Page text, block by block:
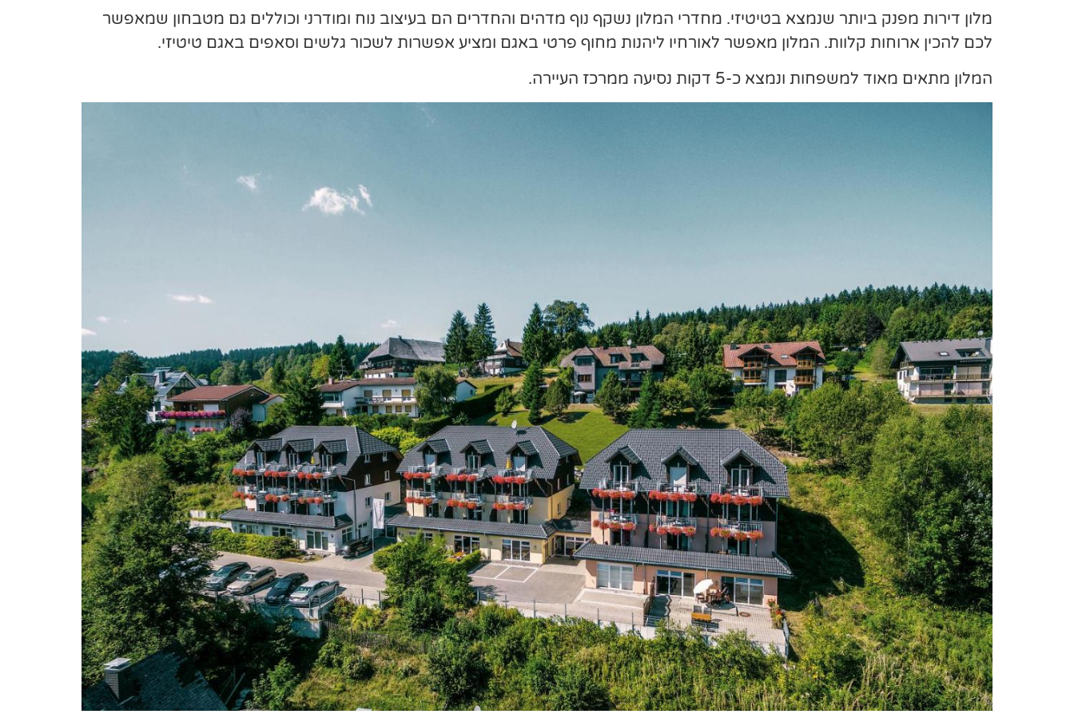
מלון דירות מפנק ביותר שנמצא בטיטיזי. מחדרי המלון נשקף נוף מדהים והחדרים הם בעיצוב נוח ומודרני וכוללים גם מטבחון שמאפשר
לכם להכין ארוחות קלוות. המלון מאפשר לאורחיו ליהנות מחוף פרטי באגם ומציע אפשרות לשכור גלשים וסאפים באגם טיטיזי.
המלון מתאים מאוד למשפחות ונמצא כ-5 דקות נסיעה ממרכז העיירה.